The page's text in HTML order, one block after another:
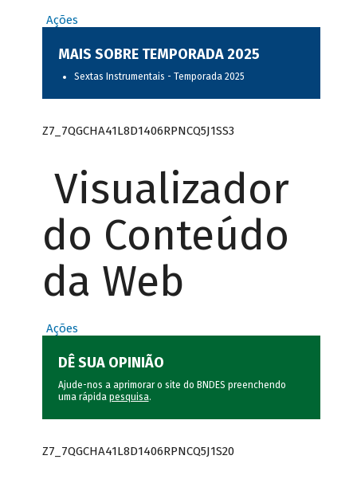
Ações
MAIS SOBRE TEMPORADA 2025
Sextas Instrumentais - Temporada 2025
Z7_7QGCHA41L8D1406RPNCQ5J1SS3
Visualizador
do Conteúdo
da Web
Ações
DÊ SUA OPINIÃO
Ajude-nos a aprimorar o site do BNDES preenchendo
uma rápida pesquisa.
Z7_7QGCHA41L8D1406RPNCQ5J1S20